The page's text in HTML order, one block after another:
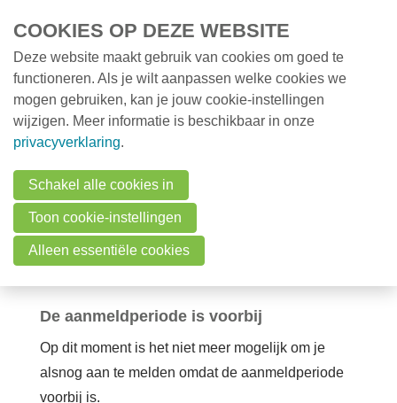
MENU
Opleiding Insecten
en hun
waardplanten
woensdag 3 juni 2026 van 09:15 uur tot 16:00 uur
De aanmeldperiode is voorbij
Op dit moment is het niet meer mogelijk om je
alsnog aan te melden omdat de aanmeldperiode
voorbij is.
Milieunieuws
Vacatures
Zoeken
COOKIES OP DEZE WEBSITE
Deze website maakt gebruik van cookies om goed te
functioneren. Als je wilt aanpassen welke cookies we
mogen gebruiken, kan je jouw cookie-instellingen
wijzigen. Meer informatie is beschikbaar in onze
privacyverklaring.
Schakel alle cookies in
Toon cookie-instellingen
Alleen essentiële cookies